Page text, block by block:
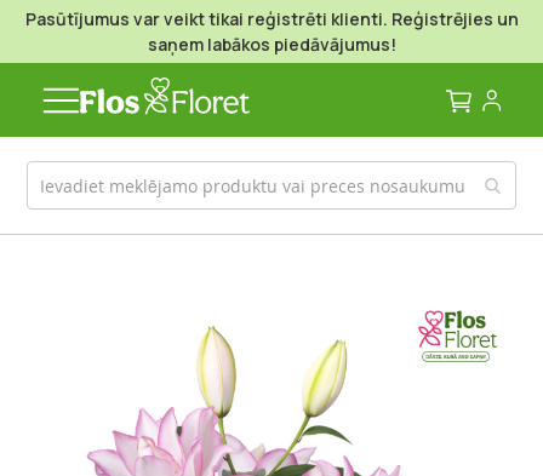
Pasūtījumus var veikt tikai reģistrēti klienti. Reģistrējies un
saņem labākos piedāvājumus!
Mans